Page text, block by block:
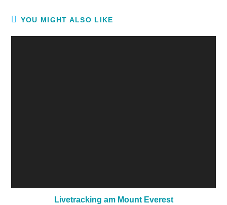
YOU MIGHT ALSO LIKE
Livetracking am Mount Everest